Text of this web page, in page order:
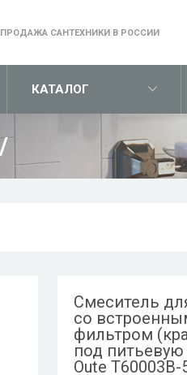
ПРОДАЖА САНТЕХНИКИ В РОССИИ
КАТАЛОГ
/
Смеситель
со
фильтром
под питьевую
Oute T60003B-